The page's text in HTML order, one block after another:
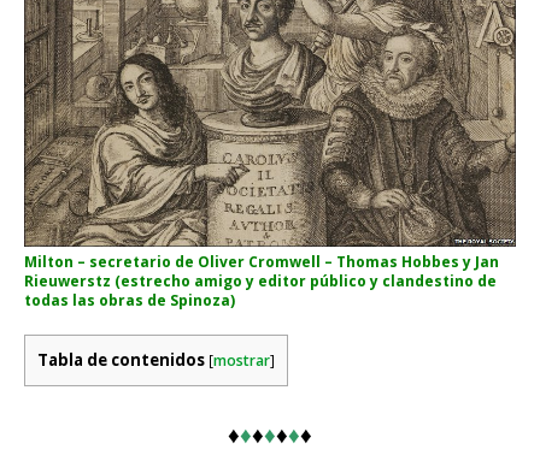
Milton – secretario de Oliver Cromwell – Thomas Hobbes y Jan
Rieuwerstz (estrecho amigo y editor público y clandestino de
todas las obras de Spinoza)
Tabla de contenidos [mostrar]
♦♦♦♦♦♦♦